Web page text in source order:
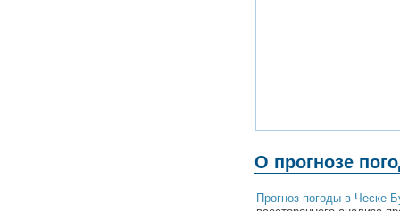
О прогнозе
Прогноз погоды в Ческе-